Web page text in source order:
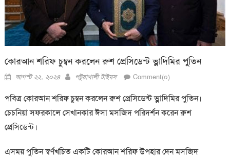
কোরআন শরিফ চুম্বন করলেন রুশ প্রেসিডেন্ট ভ্লাদিমির পুতিন
Posted
আগস্ট ২২, ২০২৪ Author
পটুয়াখালী টাইমস Comment(০)
পবিত্র কোরআন শরিফ চুম্বন করলেন রুশ প্রেসিডেন্ট ভ্লাদিমির পুতিন।
চেচনিয়া সফরকালে সেখানকার ঈসা মসজিদ পরিদর্শন করেন রুশ
প্রেসিডেন্ট।
এসময় পুতিন স্বর্ণখচিত একটি কোরআন শরিফ উপহার দেন মসজিদ